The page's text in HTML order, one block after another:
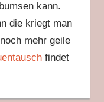
kann.
die kriegt man
mehr geile
findet